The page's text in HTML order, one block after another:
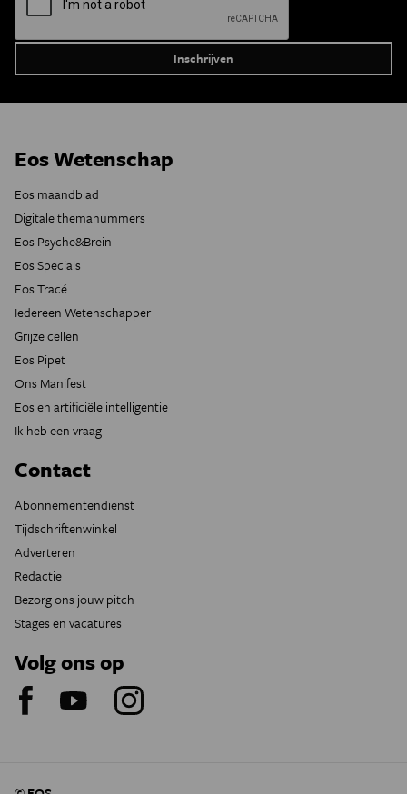
Eos Wetenschap
Eos maandblad
Digitale themanummers
Eos Psyche&Brein
Eos Specials
Eos Tracé
Iedereen Wetenschapper
Grijze cellen
Eos Pipet
Ons Manifest
Eos en artificiële intelligentie
Ik heb een vraag
Contact
Abonnementendienst
Tijdschriftenwinkel
Adverteren
Redactie
Bezorg ons jouw pitch
Stages en vacatures
Volg ons op